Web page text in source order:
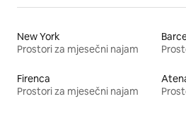
New York
Prostori za mjesečni najam
Firenca
Prostori za mjesečni najam